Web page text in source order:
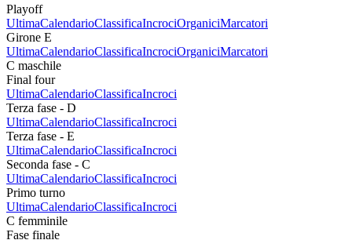
Playoff
UltimaCalendarioClassificaIncrociOrganiciMarcatori
Girone E
UltimaCalendarioClassificaIncrociOrganiciMarcatori
C maschile
Final four
UltimaCalendarioClassificaIncroci
Terza fase - D
UltimaCalendarioClassificaIncroci
Terza fase - E
UltimaCalendarioClassificaIncroci
Seconda fase - C
UltimaCalendarioClassificaIncroci
Primo turno
UltimaCalendarioClassificaIncroci
C femminile
Fase finale